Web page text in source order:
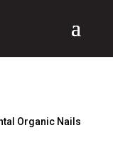
Organic Nails